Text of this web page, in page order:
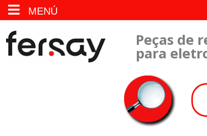
MENÚ
Peças de
para